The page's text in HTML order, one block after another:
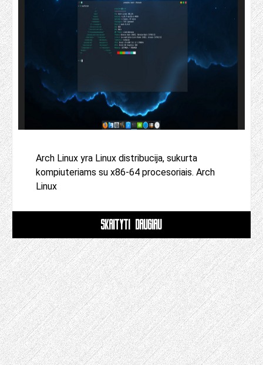
Arch Linux yra Linux distribucija, sukurta
kompiuteriams su x86-64 procesoriais. Arch
Linux
SKAITYTI DAUGIAU